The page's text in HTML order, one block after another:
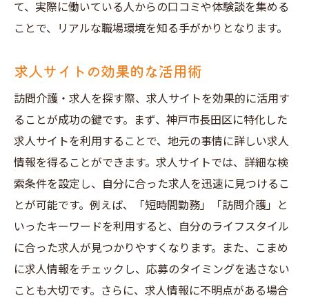
て、実際に働いている人からの口コミや体験談を集める
ことで、リアルな職場環境を知る手がかりとなります。
求人サイトの効果的な活用術
訪問介護・求人を探す際、求人サイトを効果的に活用す
ることが成功の鍵です。まず、神戸市長田区に特化した
求人サイトを利用することで、地元の事情に詳しい求人
情報を得ることができます。求人サイトでは、詳細な検
索条件を設定し、自分に合った求人を迅速に見つけるこ
とが可能です。例えば、「短時間勤務」「訪問介護」と
いったキーワードを利用すると、自分のライフスタイル
に合った求人が見つかりやすくなります。また、こまめ
に求人情報をチェックし、応募のタイミングを逃さない
ことも大切です。さらに、求人情報に不明点がある場合